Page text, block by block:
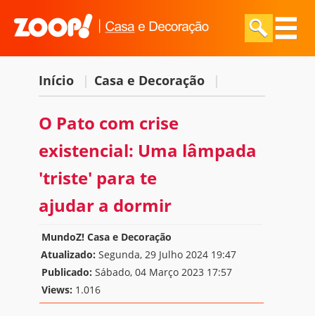
Início | Casa e Decoração |
O Pato com crise
existencial: Uma lâmpada
'triste' para te
ajudar a dormir
MundoZ! Casa e Decoração
Atualizado: Segunda, 29 Julho 2024 19:47
Publicado: Sábado, 04 Março 2023 17:57
Views: 1.016